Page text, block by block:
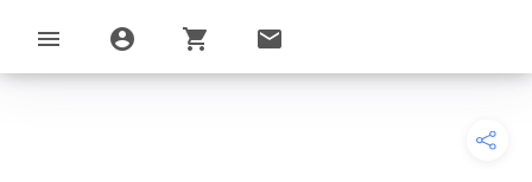
menu account_circle shopping_cart email